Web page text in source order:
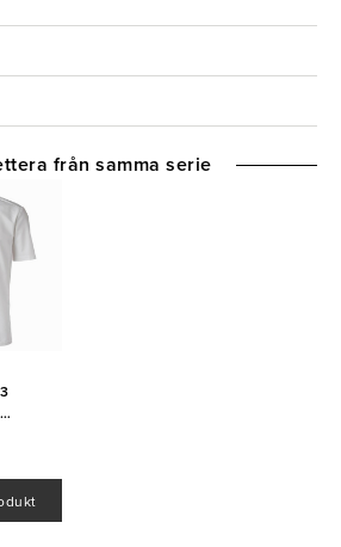
från samma serie